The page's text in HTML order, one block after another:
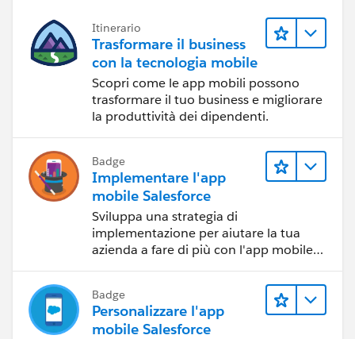
Itinerario
Trasformare il business
con la tecnologia mobile
Scopri come le app mobili possono
trasformare il tuo business e migliorare
la produttività dei dipendenti.
Badge
Implementare l'app
mobile Salesforce
Sviluppa una strategia di
implementazione per aiutare la tua
azienda a fare di più con l'app mobile
Badge
Personalizzare l'app
mobile Salesforce